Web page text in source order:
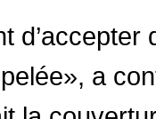
d’accepter
a